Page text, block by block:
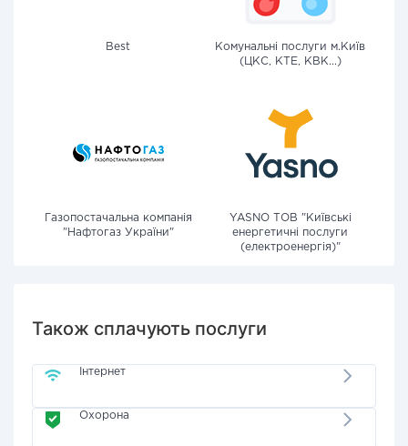
Best
Комунальні послуги м.Київ
(ЦКС, КТЕ, КВК...)
Газопостачальна компанія
"Нафтогаз України"
YASNO ТОВ "Київські
енергетичні послуги
(електроенергія)"
Також сплачують послуги
Інтернет
Охорона